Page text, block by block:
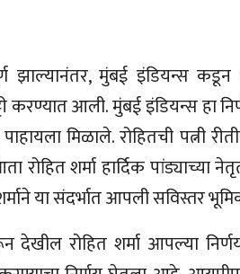
झाल्यानंतर, मुंबई इंडियन्स
आली. मुंबई इंडियन्स हा
मिळाले. रोहितची पत्नी
रोहित शर्मा हार्दिक
या संदर्भात आपली सविस्तर
देखील रोहित शर्मा आपल्या